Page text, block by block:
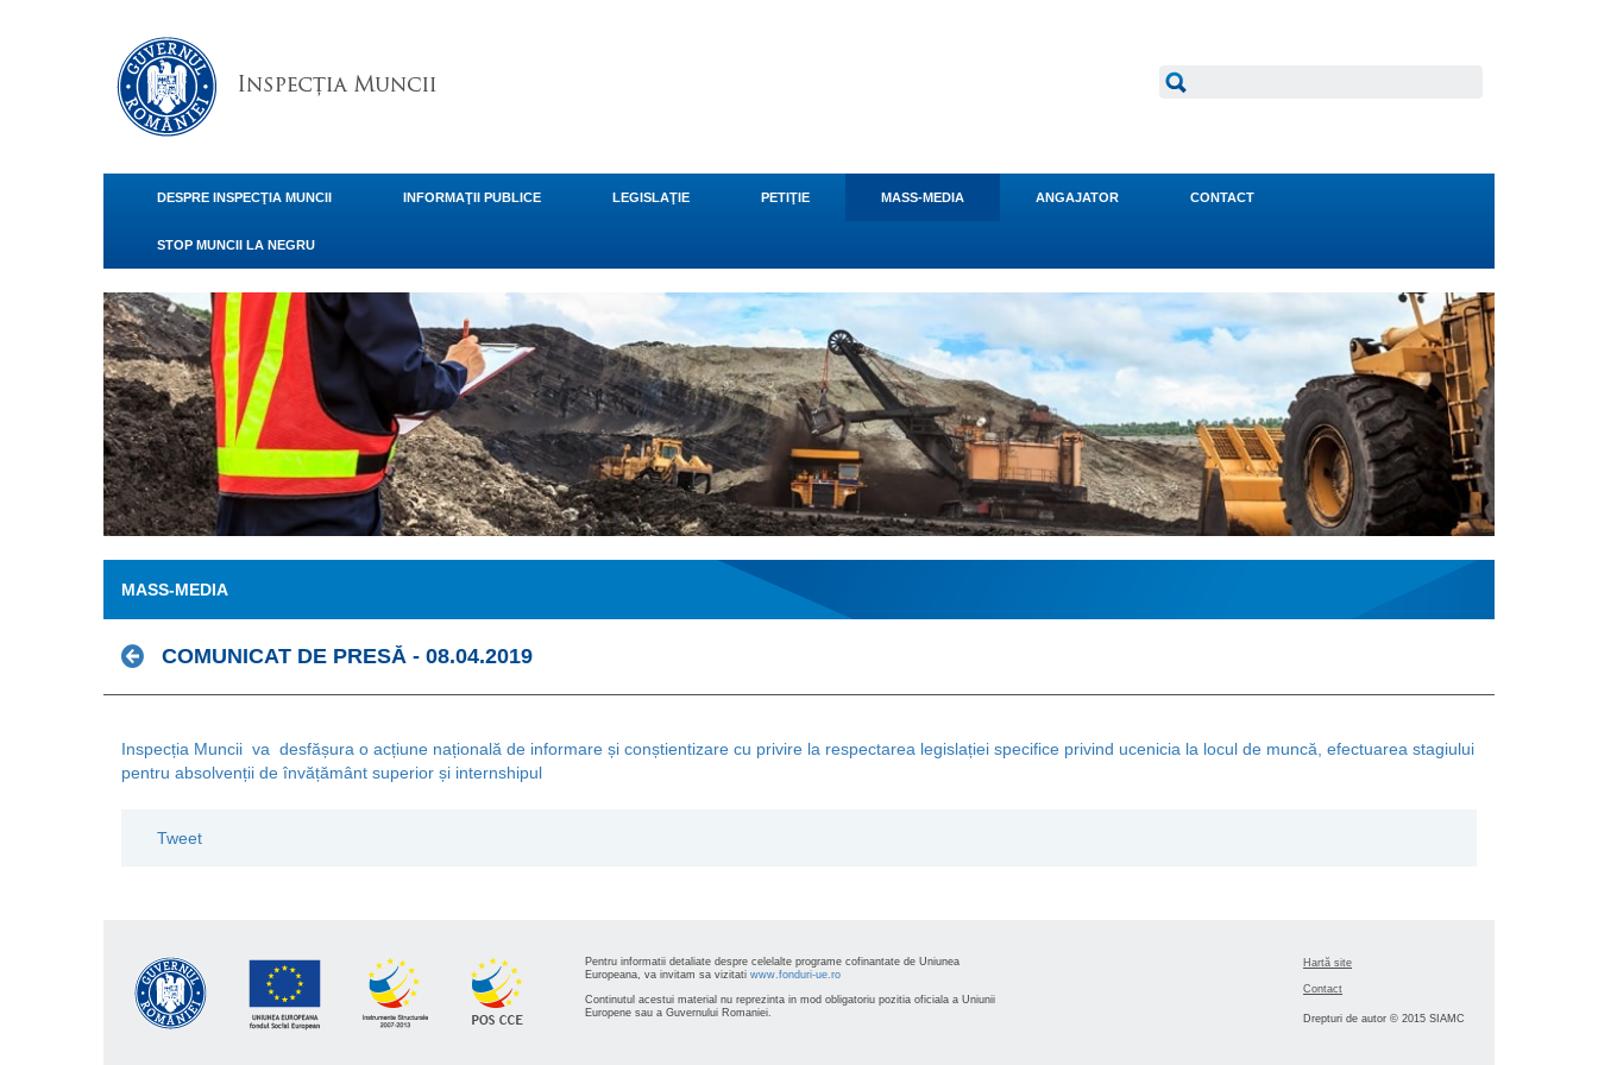
DESPRE INSPECŢIA MUNCII INFORMAŢII PUBLICE LEGISLAŢIE PETIŢIE MASS-MEDIA ANGAJATOR CONTACT
STOP MUNCII LA NEGRU
MASS-MEDIA
COMUNICAT DE PRESĂ - 08.04.2019
Inspecția Muncii va desfășura o acțiune națională de informare și conștientizare cu privire la respectarea legislației specifice privind ucenicia la locul de muncă, efectuarea stagiului
pentru absolvenții de învățământ superior și internshipul
Tweet
Pentru informatii detaliate despre celelalte programe cofinantate de Uniunea
Europeana, va invitam sa vizitati www.fonduri-ue.ro
Continutul acestui material nu reprezinta in mod obligatoriu pozitia oficiala a Uniunii
Europene sau a Guvernului Romaniei.
Hartă site
Contact
Drepturi de autor © 2015 SIAMC